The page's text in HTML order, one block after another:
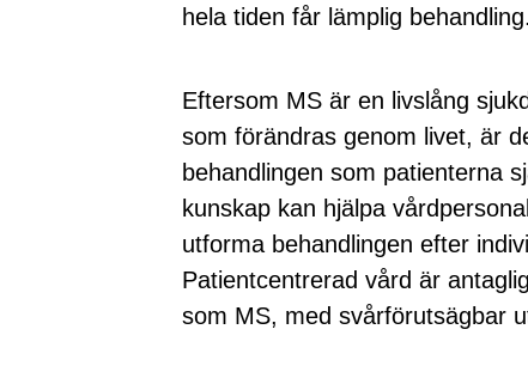
hela tiden får lämplig behandling.
Eftersom MS är en livslång
som förändras genom livet, är
behandlingen som patienterna
kunskap kan hjälpa
utforma behandlingen efter
Patientcentrerad vård är
som MS, med svårförutsägbar